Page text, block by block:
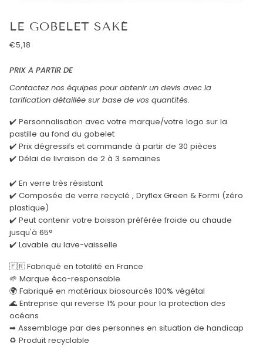
LE GOBELET SAKÉ
€5,18
PRIX A PARTIR DE
Contactez nos équipes pour obtenir un devis avec la
tarification détaillée sur base de vos quantités.
✔️ Personnalisation avec votre marque/votre logo sur la
pastille au fond du gobelet
✔️ Prix dégressifs et commande à partir de 30 pièces
✔️ Délai de livraison de 2 à 3 semaines
✔️ En verre très résistant
✔️ Composée de verre recyclé , Dryflex Green & Formi (zéro
plastique)
✔️ Peut contenir votre boisson préférée froide ou chaude
jusqu'à 65°
✔️ Lavable au lave-vaisselle
🇫🇷 Fabriqué en totalité en France
🌱 Marque éco-responsable
🌍 Fabriqué en matériaux biosourcés 100% végétal
🌊 Entreprise qui reverse 1% pour pour la protection des
océans
➡ Assemblage par des personnes en situation de handicap
♻️ Produit recyclable